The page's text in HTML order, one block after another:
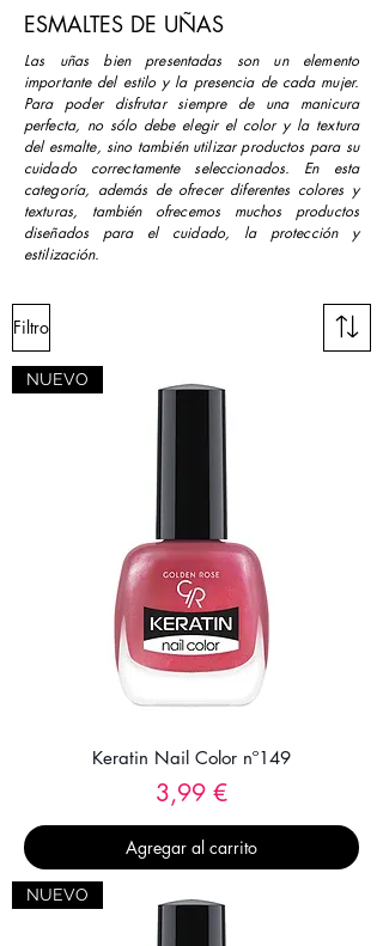
ESMALTES DE UÑAS
Las uñas bien presentadas son un elemento
importante del estilo y la presencia de cada mujer.
Para poder disfrutar siempre de una manicura
perfecta, no sólo debe elegir el color y la textura
del esmalte, sino también utilizar productos para su
cuidado correctamente seleccionados. En esta
categoría, además de ofrecer diferentes colores y
texturas, también ofrecemos muchos productos
diseñados para el cuidado, la protección y
estilización.
Filtro
NUEVO
Keratin Nail Color nº149
Precio
3,99 €
Agregar al carrito
NUEVO